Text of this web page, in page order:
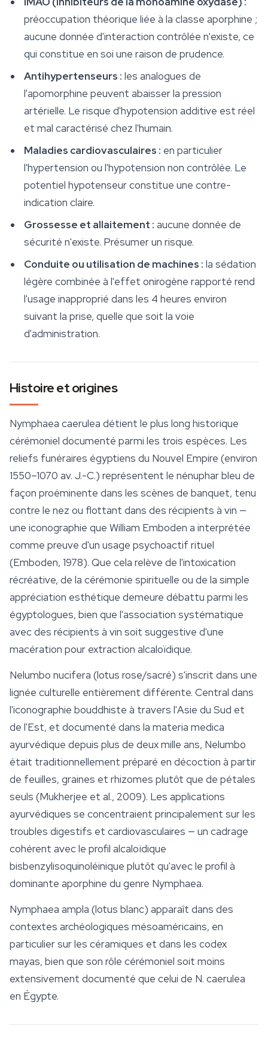
préoccupation théorique liée à la classe aporphine ;
aucune donnée d'interaction contrôlée n'existe, ce
qui constitue en soi une raison de prudence.
Antihypertenseurs : les analogues de
l'apomorphine peuvent abaisser la pression
artérielle. Le risque d'hypotension additive est réel
et mal caractérisé chez l'humain.
Maladies cardiovasculaires : en particulier
l'hypertension ou l'hypotension non contrôlée. Le
potentiel hypotenseur constitue une contre-
indication claire.
Grossesse et allaitement : aucune donnée de
sécurité n'existe. Présumer un risque.
Conduite ou utilisation de machines : la sédation
légère combinée à l'effet onirogène rapporté rend
l'usage inapproprié dans les 4 heures environ
suivant la prise, quelle que soit la voie
d'administration.
Histoire et origines
Nymphaea caerulea détient le plus long historique
cérémoniel documenté parmi les trois espèces. Les
reliefs funéraires égyptiens du Nouvel Empire (environ
1550–1070 av. J.-C.) représentent le nénuphar bleu de
façon proéminente dans les scènes de banquet, tenu
contre le nez ou flottant dans des récipients à vin —
une iconographie que William Emboden a interprétée
comme preuve d'un usage psychoactif rituel
(Emboden, 1978). Que cela relève de l'intoxication
récréative, de la cérémonie spirituelle ou de la simple
appréciation esthétique demeure débattu parmi les
égyptologues, bien que l'association systématique
avec des récipients à vin soit suggestive d'une
macération pour extraction alcaloïdique.
Nelumbo nucifera (lotus rose/sacré) s'inscrit dans une
lignée culturelle entièrement différente. Central dans
l'iconographie bouddhiste à travers l'Asie du Sud et
de l'Est, et documenté dans la materia medica
ayurvédique depuis plus de deux mille ans, Nelumbo
était traditionnellement préparé en décoction à partir
de feuilles, graines et rhizomes plutôt que de pétales
seuls (Mukherjee et al., 2009). Les applications
ayurvédiques se concentraient principalement sur les
troubles digestifs et cardiovasculaires — un cadrage
cohérent avec le profil alcaloïdique
bisbenzylisoquinoléinique plutôt qu'avec le profil à
dominante aporphine du genre Nymphaea.
Nymphaea ampla (lotus blanc) apparaît dans des
contextes archéologiques mésoaméricains, en
particulier sur les céramiques et dans les codex
mayas, bien que son rôle cérémoniel soit moins
extensivement documenté que celui de N. caerulea
en Égypte.